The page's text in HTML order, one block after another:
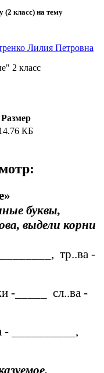
(2 класс) на тему
Лилия Петровна
2 класс
Размер
КБ
буквы,
выдели корни
тр..ва -
-_____ сл..ва -
- __________,